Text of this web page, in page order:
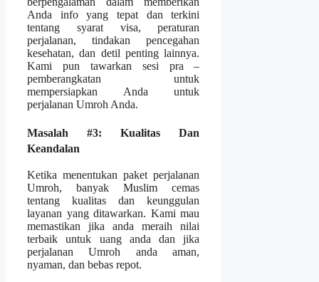
Anda info yang tepat dan terkini
tentang syarat visa, peraturan
perjalanan, tindakan pencegahan
kesehatan, dan detil penting lainnya.
Kami pun tawarkan sesi pra –
pemberangkatan untuk
mempersiapkan Anda untuk
perjalanan Umroh Anda.
Masalah #3: Kualitas Dan
Keandalan
Ketika menentukan paket perjalanan
Umroh, banyak Muslim cemas
tentang kualitas dan keunggulan
layanan yang ditawarkan. Kami mau
memastikan jika anda meraih nilai
terbaik untuk uang anda dan jika
perjalanan Umroh anda aman,
nyaman, dan bebas repot.